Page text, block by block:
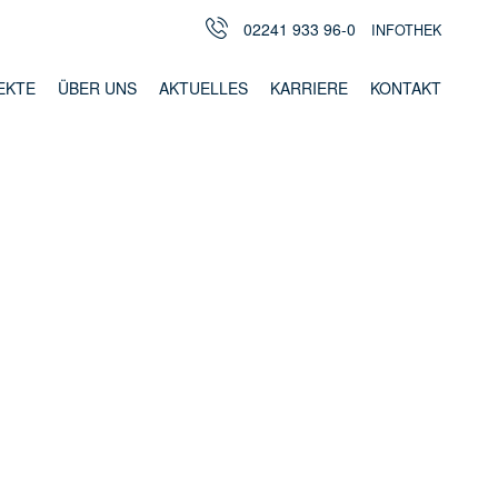
02241 933 96-0 INFOTHEK
ÜBER UNS AKTUELLES KARRIERE KONTAKT